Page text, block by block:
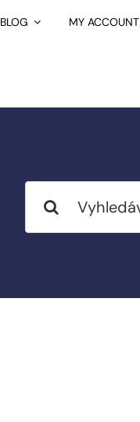
BLOG MY ACCOUNT
for: